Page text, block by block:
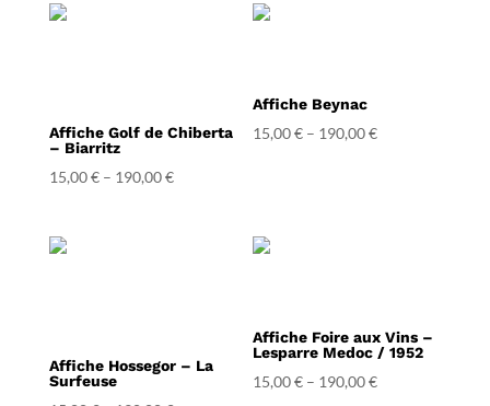
Affiche Golf de Chiberta
– Biarritz
15,00€– 190,00€
Affiche Beynac
15,00€ – 190,00€
Affiche Hossegor – La
Surfeuse
Affiche Foire aux Vins –
Lesparre Medoc / 1952
15,00€ – 190,00€